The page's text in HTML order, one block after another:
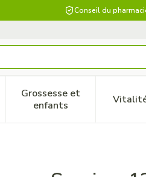
Conseil du
Beauté, soins et
sous-menu pour la catégorie
Grossesse et
enfantsAfficher le sous-